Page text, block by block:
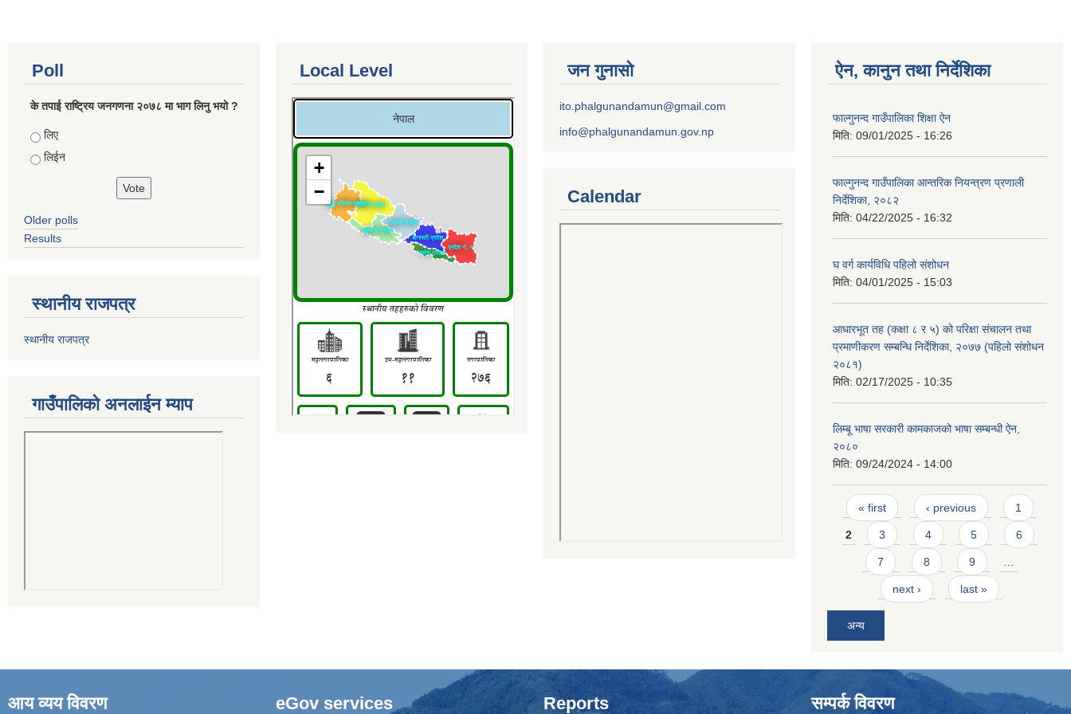
Poll
के तपाई राष्ट्रिय जनगणना २०७८ मा भाग लिनु भयो ?
Choices
लिए
लिईन
Older polls
Results
स्थानीय राजपत्र
स्थानीय राजपत्र
गाउँपालिको अनलाईन म्याप
Local Level जन गुनासो
ito.phalgunandamun@gmail.com
info@phalgunandamun.gov.np
Calendar
ऐन, कानुन तथा निर्देशिका
फाल्गुनन्द गाउँपालिका शिक्षा ऐन
मिति: 09/01/2025 - 16:26
फाल्गुनन्द गाउँपालिका आन्तरिक नियन्त्रण प्रणाली
निर्देशिका, २०८२
मिति: 04/22/2025 - 16:32
घ वर्ग कार्यविधि पहिलो संशोधन
मिति: 04/01/2025 - 15:03
आधारभूत तह (कक्षा ८ र ५) को परिक्षा संचालन तथा
प्रमाणीकरण सम्बन्धि निर्देशिका, २०७७ (पहिलो संशोधन
२०८१)
मिति: 02/17/2025 - 10:35
लिम्बू भाषा सरकारी कामकाजको भाषा सम्बन्धी ऐन,
२०८०
मिति: 09/24/2024 - 14:00
Pages
« first ‹ previous 1
2 3 4 5 6
7 8 9
next › last »
अन्य
आय व्यय विवरण eGov services Reports सम्पर्क विवरण